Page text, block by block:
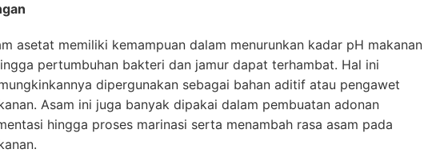
asetat memiliki kemampuan dalam menurunkan kadar pH makanan
pertumbuhan bakteri dan jamur dapat terhambat. Hal ini
dipergunakan sebagai bahan aditif atau pengawet
Asam ini juga banyak dipakai dalam pembuatan adonan
hingga proses marinasi serta menambah rasa asam pada